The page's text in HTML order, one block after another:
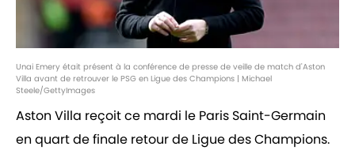
Unai Emery était présent à la conférence de presse de veille de match d'Aston
Villa avant de retrouver le PSG en Ligue des Champions | Michael
Steele/GettyImages
Aston Villa reçoit ce mardi le Paris Saint-Germain
en quart de finale retour de Ligue des Champions.